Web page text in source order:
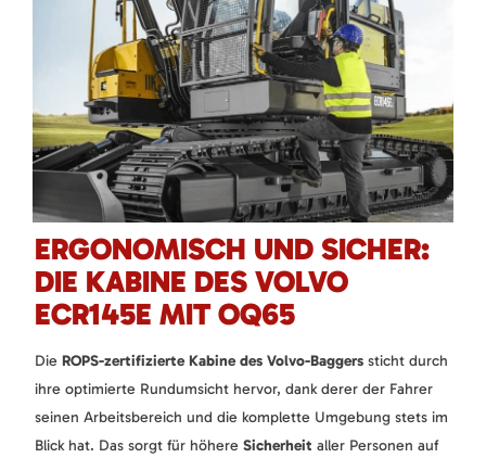
ERGONOMISCH UND SICHER:
DIE KABINE DES VOLVO
ECR145E MIT OQ65
Die ROPS-zertifizierte Kabine des Volvo-Baggers sticht durch
ihre optimierte Rundumsicht hervor, dank derer der Fahrer
seinen Arbeitsbereich und die komplette Umgebung stets im
Blick hat. Das sorgt für höhere Sicherheit aller Personen auf